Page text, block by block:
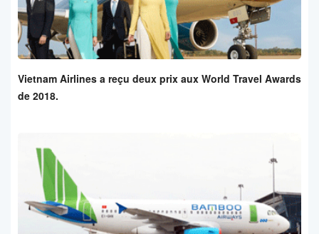
Vietnam Airlines a reçu deux prix aux World Travel Awards
de 2018.